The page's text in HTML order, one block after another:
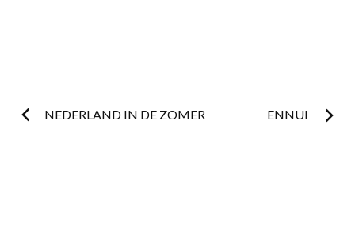
Postnavigatie
NEDERLAND IN DE ZOMER ENNUI